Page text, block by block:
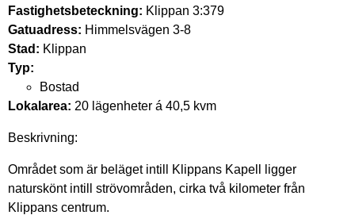
Fastighetsbeteckning: Klippan 3:379
Gatuadress: Himmelsvägen 3-8
Stad: Klippan
Typ:
Bostad
Lokalarea: 20 lägenheter á 40,5 kvm
Beskrivning:
Området som är beläget intill Klippans Kapell ligger
naturskönt intill strövområden, cirka två kilometer från
Klippans centrum.